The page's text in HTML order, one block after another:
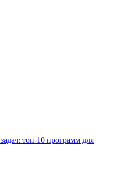
топ-10 программ для